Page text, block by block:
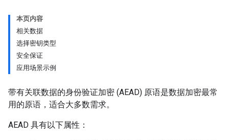
本页内容
相关数据
选择密钥类型
安全保证
应用场景示例
带有关联数据的身份验证加密 (AEAD) 原语是数据加密最常
用的原语，适合大多数需求。
AEAD 具有以下属性：